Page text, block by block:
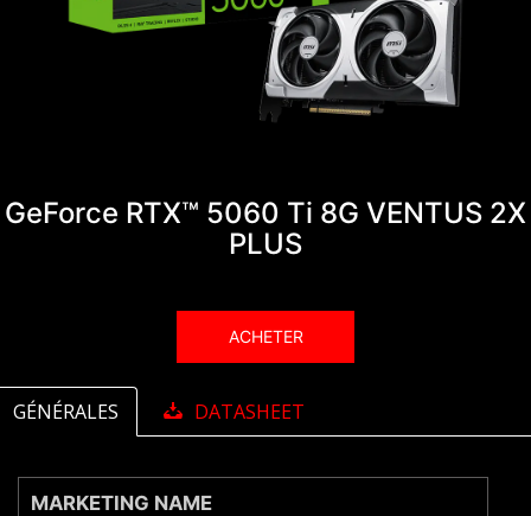
GeForce RTX™ 5060 Ti 8G VENTUS 2X
PLUS
ACHETER
GÉNÉRALES DATASHEET
MARKETING NAME